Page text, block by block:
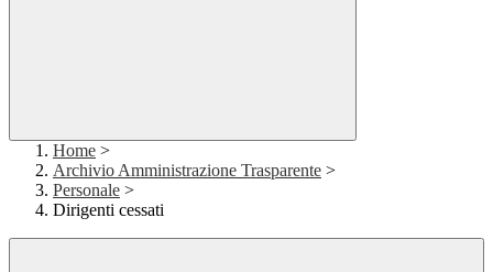
Home >
Archivio Amministrazione Trasparente >
Personale >
Dirigenti cessati